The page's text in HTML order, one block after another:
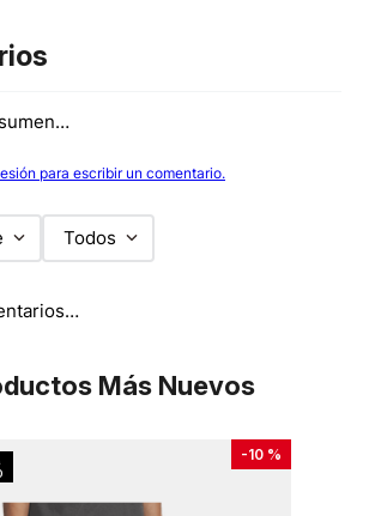
para escribir un comentario.
Todos
Más Nuevos
-10 %